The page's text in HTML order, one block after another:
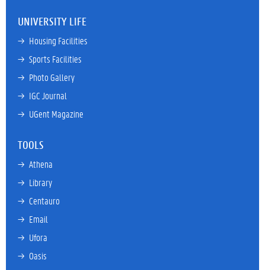
UNIVERSITY LIFE
→ Housing Facilities
→ Sports Facilities
→ Photo Gallery
→ IGC Journal
→ UGent Magazine
TOOLS
→ Athena
→ Library
→ Centauro
→ Email
→ Ufora
→ Oasis